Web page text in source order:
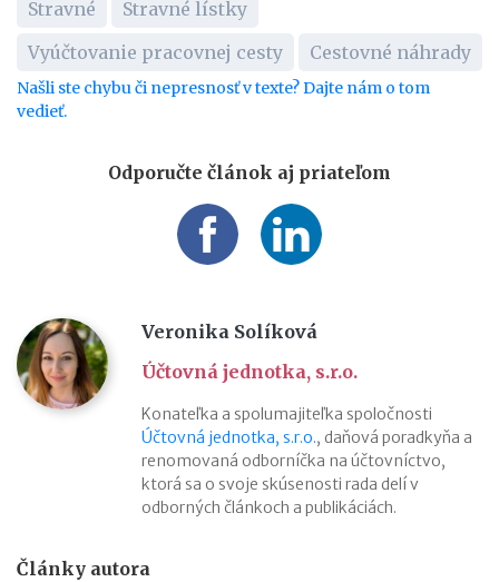
Stravné
Stravné lístky
Vyúčtovanie pracovnej cesty
Cestovné náhrady
Našli ste chybu či nepresnosť v texte? Dajte nám o tom
vedieť.
Odporučte článok aj priateľom
Veronika Solíková
Účtovná jednotka, s.r.o.
Konateľka a spolumajiteľka spoločnosti
Účtovná jednotka, s.r.o., daňová poradkyňa a
renomovaná odborníčka na účtovníctvo,
ktorá sa o svoje skúsenosti rada delí v
odborných článkoch a publikáciách.
Články autora